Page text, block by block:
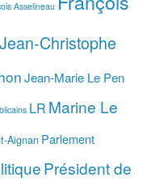
Asselineau
Jean-Christophe
Jean-Marie Le Pen
LR Marine Le
Aignan Parlement
Président de